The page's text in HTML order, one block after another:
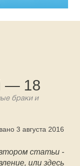
— 18
браки и
3 августа 2016
статьи -
или здесь